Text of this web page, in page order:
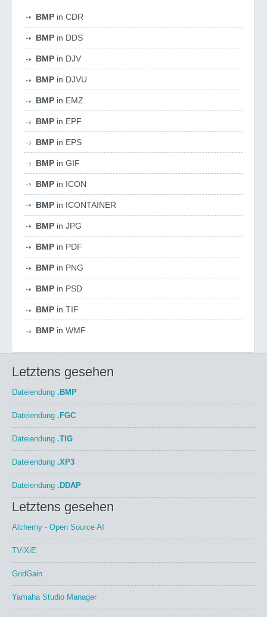
BMP in CDR
BMP in DDS
BMP in DJV
BMP in DJVU
BMP in EMZ
BMP in EPF
BMP in EPS
BMP in GIF
BMP in ICON
BMP in ICONTAINER
BMP in JPG
BMP in PDF
BMP in PNG
BMP in PSD
BMP in TIF
BMP in WMF
Letztens gesehen
Dateiendung .BMP
Dateiendung .FGC
Dateiendung .TIG
Dateiendung .XP3
Dateiendung .DDAP
Letztens gesehen
Alchemy - Open Source AI
TViXiE
GridGain
Yamaha Studio Manager